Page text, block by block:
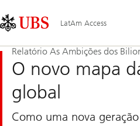
Links
Area
LatAm Access
Relatório As Ambições dos
O novo mapa
global
Como uma nova